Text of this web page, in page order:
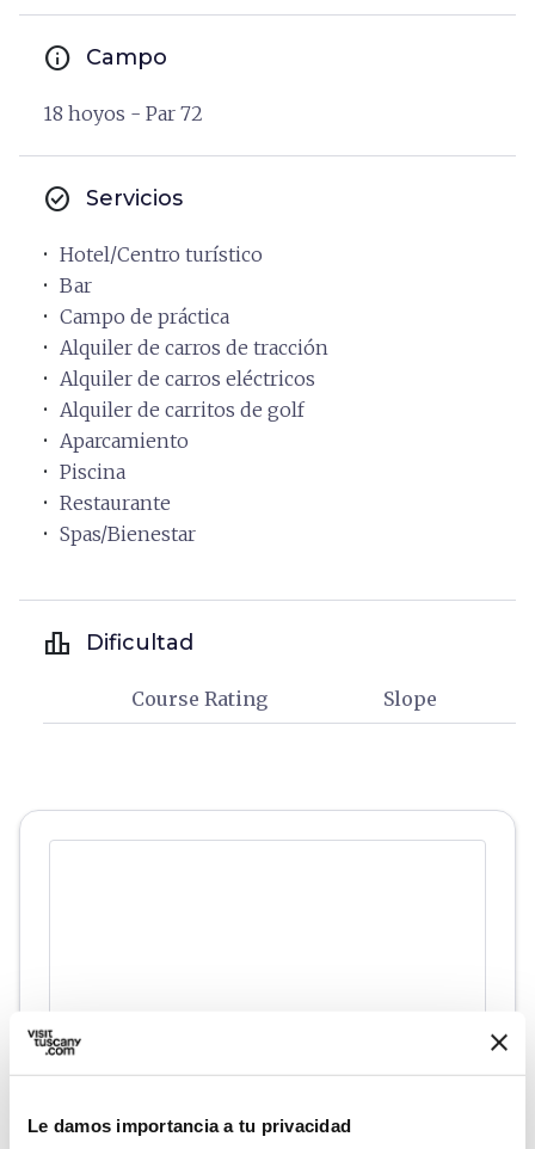
Le damos importancia a tu privacidad
info Campo
18 hoyos - Par 72
check_circle Servicios
Hotel/Centro turístico
Bar
Campo de práctica
Alquiler de carros de tracción
Alquiler de carros eléctricos
Alquiler de carritos de golf
Aparcamiento
Piscina
Restaurante
Spas/Bienestar
leaderboard Dificultad
Course Rating Slope
directions Indicaciones